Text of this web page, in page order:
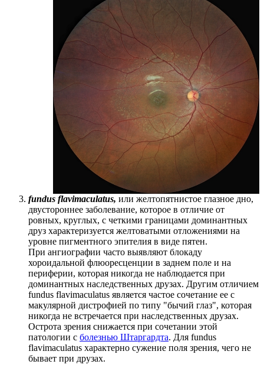
fundus flavimaculatus, или желтопятнистое глазное дно,
двустороннее заболевание, которое в отличие от
ровных, круглых, с четкими границами доминантных
друз характеризуется желтоватыми отложениями на
уровне пигментного эпителия в виде пятен.
При ангиографии часто выявляют блокаду
хороидальной флюоресценции в заднем поле и на
периферии, которая никогда не наблюдается при
доминантных наследственных друзах. Другим отличием
fundus flavimaculatus является частое сочетание ее с
макулярной дистрофией по типу "бычий глаз", которая
никогда не встречается при наследственных друзах.
Острота зрения снижается при сочетании этой
патологии с болезнью Штаргардта. Для fundus
flavimaculatus характерно сужение поля зрения, чего не
бывает при друзах.